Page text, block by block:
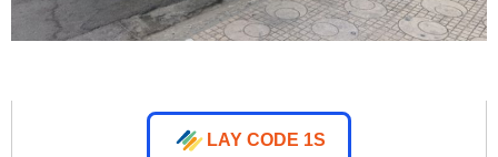
LAY CODE 1S